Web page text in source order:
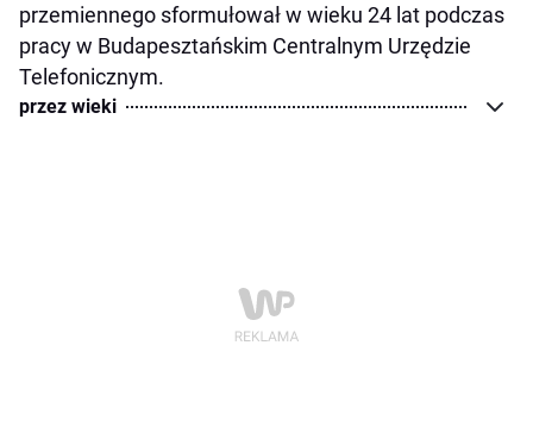
przemiennego sformułował w wieku 24 lat podczas
pracy w Budapesztańskim Centralnym Urzędzie
Telefonicznym.
przez wieki